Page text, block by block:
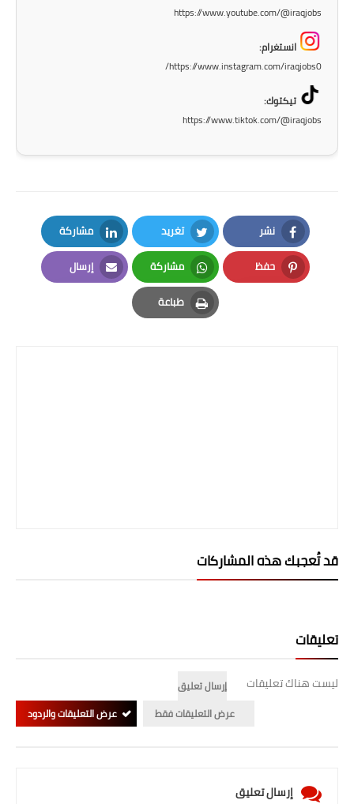
المرحلة المتوسطة
المرحلة الاعدادية
دروس
نتائج القبول المركزي
https://www.youtube.com/@iraqjobs
انستغرام:
https://www.instagram.com/iraqjobs0/
تيكتوك:
https://www.tiktok.com/@iraqjobs
نشر
Facebook
تغريد
Twitter
مشاركة
LinkedIn
حفظ
Pinterest
مشاركة
Whatsapp
إرسال
Email
طباعة
Print
قد تُعجبك هذه المشاركات
تعليقات
ليست هناك تعليقات
إرسال تعليق
عرض التعليقات فقط
عرض التعليقات والردود
إرسال تعليق